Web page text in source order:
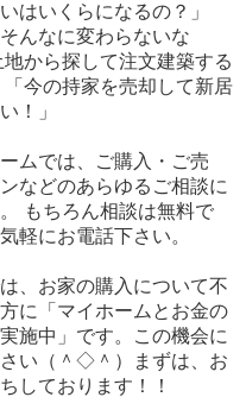
はいくらになるの？」
んなに変わらないな
地から探して注文建築する
今の持家を売却して新居
！」
ームでは、ご購入・ご売
などのあらゆるご相談に
もちろん相談は無料で
軽にお電話下さい。
、お家の購入について不
に「マイホームとお金の
施中」です。この機会に
い（＾◇＾）まずは、お
しております！！